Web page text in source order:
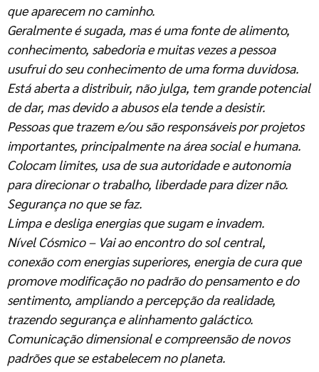
que aparecem no caminho.
Geralmente é sugada, mas é uma fonte de alimento,
conhecimento, sabedoria e muitas vezes a pessoa
usufrui do seu conhecimento de uma forma duvidosa.
Está aberta a distribuir, não julga, tem grande potencial
de dar, mas devido a abusos ela tende a desistir.
Pessoas que trazem e/ou são responsáveis por projetos
importantes, principalmente na área social e humana.
Colocam limites, usa de sua autoridade e autonomia
para direcionar o trabalho, liberdade para dizer não.
Segurança no que se faz.
Limpa e desliga energias que sugam e invadem.
Nível Cósmico – Vai ao encontro do sol central,
conexão com energias superiores, energia de cura que
promove modificação no padrão do pensamento e do
sentimento, ampliando a percepção da realidade,
trazendo segurança e alinhamento galáctico.
Comunicação dimensional e compreensão de novos
padrões que se estabelecem no planeta.